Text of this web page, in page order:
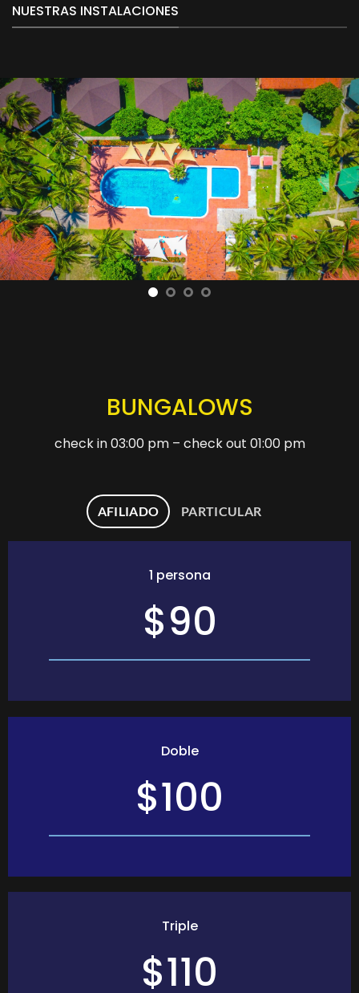
NUESTRAS INSTALACIONES
BUNGALOWS
check in 03:00 pm – check out 01:00 pm
AFILIADO PARTICULAR
1 persona
$90
Doble
$100
Triple
$110